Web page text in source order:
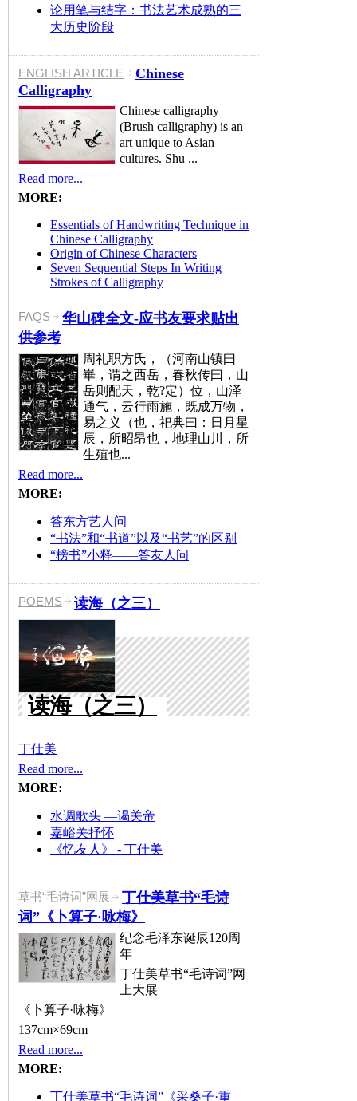
论用笔与结字：书法艺术成熟的三
大历史阶段
ENGLISH ARTICLE
Chinese
Calligraphy
Chinese calligraphy
(Brush calligraphy) is an
art unique to Asian
cultures. Shu ...
Read more...
MORE:
Essentials of Handwriting Technique in
Chinese Calligraphy
Origin of Chinese Characters
Seven Sequential Steps In Writing
Strokes of Calligraphy
FAQS
华山碑全文-应书友要求贴出
供参考
周礼职方氏，（河南山镇曰
崋，谓之西岳，春秋传曰，山
岳则配天，乾?定）位，山泽
通气，云行雨施，既成万物，
易之义（也，祀典曰：日月星
辰，所昭昂也，地理山川，所
生殖也...
Read more...
MORE:
答东方艺人问
“书法”和“书道”以及“书艺”的区别
“榜书”小释——答友人问
POEMS 读海（之三）
读海（之三）
丁仕美
Read more...
MORE:
水调歌头 —谒关帝
嘉峪关抒怀
《忆友人》 - 丁仕美
草书“毛诗词”网展
丁仕美草书“毛诗
词”《卜算子·咏梅》
纪念毛泽东诞辰120周
年
丁仕美草书“毛诗词”网
上大展
《卜算子·咏梅》
137cm×69cm
Read more...
MORE:
丁仕美草书“毛诗词”《采桑子·重